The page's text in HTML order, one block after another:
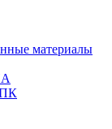
материалы
ПК